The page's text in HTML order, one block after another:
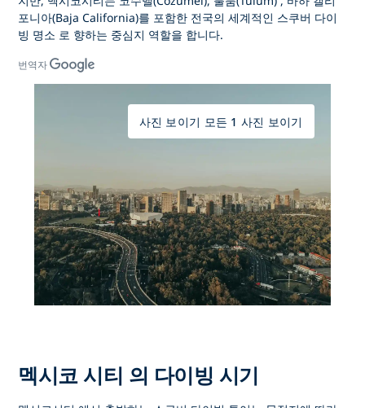
포니아(Baja California)를 포함한 전국의세계적인 스쿠버 다이
빙 명소 로 향하는 중심지 역할을 합니다.
번역자
사진 보이기 모든 1 사진 보이기
멕시코 시티 의 다이빙 시기